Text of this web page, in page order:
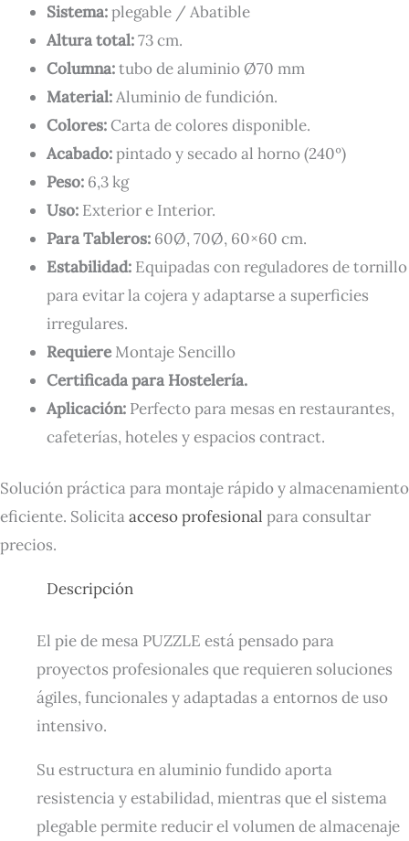
Sistema:plegable / Abatible
Altura total:73 cm.
Columna:tubo de aluminio Ø70 mm
Material:Aluminio de fundición.
Colores:Carta de colores disponible.
Acabado:pintado y secado al horno (240º)
Peso: 6,3 kg
Uso: Exterior e Interior.
Para Tableros: 60Ø, 70Ø, 60×60 cm.
Estabilidad: Equipadas con reguladores de tornillo
para evitar la cojera y adaptarse a superficies
irregulares.
Requiere Montaje Sencillo
Certificada para Hostelería.
Aplicación: Perfecto para mesas en restaurantes,
cafeterías, hoteles y espacios contract.
Solución práctica para montaje rápido y almacenamiento
eficiente. Solicitaacceso profesional para consultar
precios.
Descripción
El pie de mesa PUZZLE está pensado para
proyectos profesionales que requieren soluciones
ágiles, funcionales y adaptadas a entornos de uso
intensivo.
Su estructura en aluminio fundido aporta
resistencia y estabilidad, mientras que el sistema
plegable permite reducir el volumen de almacenaje